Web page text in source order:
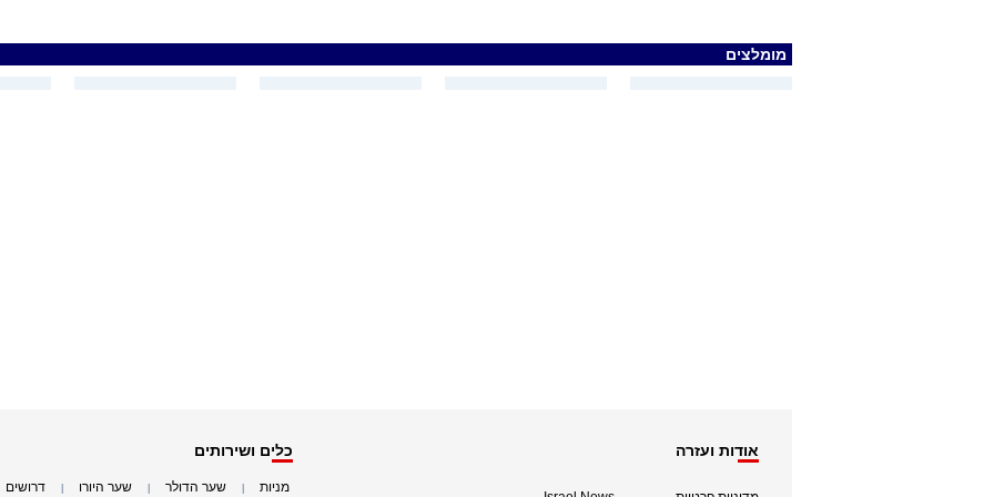
מומלצים
אודות ועזרה כלים ושירותים
מניות שער הדולר שער היורו דרושים